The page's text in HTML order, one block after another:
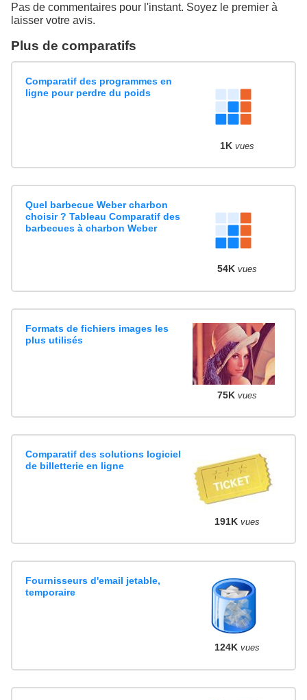
Pas de commentaires pour l'instant. Soyez le premier à
laisser votre avis.
Plus de comparatifs
Comparatif des programmes en
ligne pour perdre du poids
1K vues
Quel barbecue Weber charbon
choisir ? Tableau Comparatif des
barbecues à charbon Weber
54K vues
Formats de fichiers images les
plus utilisés
75K vues
Comparatif des solutions logiciel
de billetterie en ligne
191K vues
Fournisseurs d'email jetable,
temporaire
124K vues